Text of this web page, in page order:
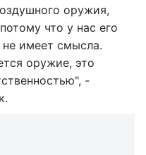
оружия,
что у нас его
имеет смысла.
оружие, это
-